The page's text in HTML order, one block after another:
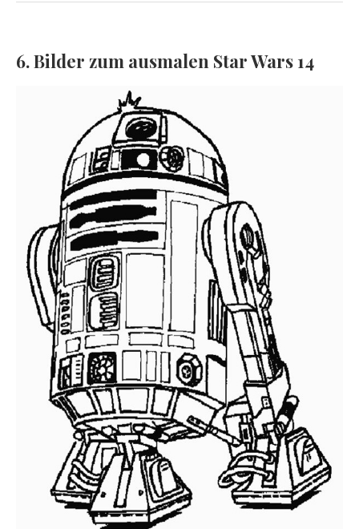
6. Bilder zum ausmalen Star Wars 14